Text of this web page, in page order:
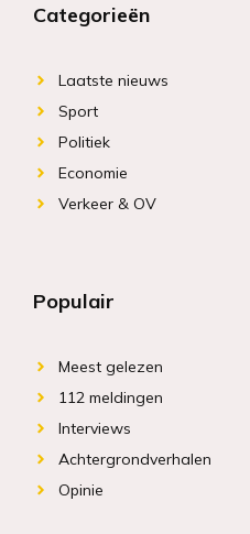
Categorieën
Laatste nieuws
Sport
Politiek
Economie
Verkeer & OV
Populair
Meest gelezen
112 meldingen
Interviews
Achtergrondverhalen
Opinie